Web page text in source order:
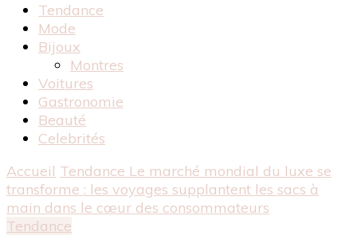
Tendance
Mode
Bijoux
Montres
Voitures
Gastronomie
Beauté
Celebrités
Accueil Tendance Le marché mondial du luxe se
transforme : les voyages supplantent les sacs à
main dans le cœur des consommateurs
Tendance